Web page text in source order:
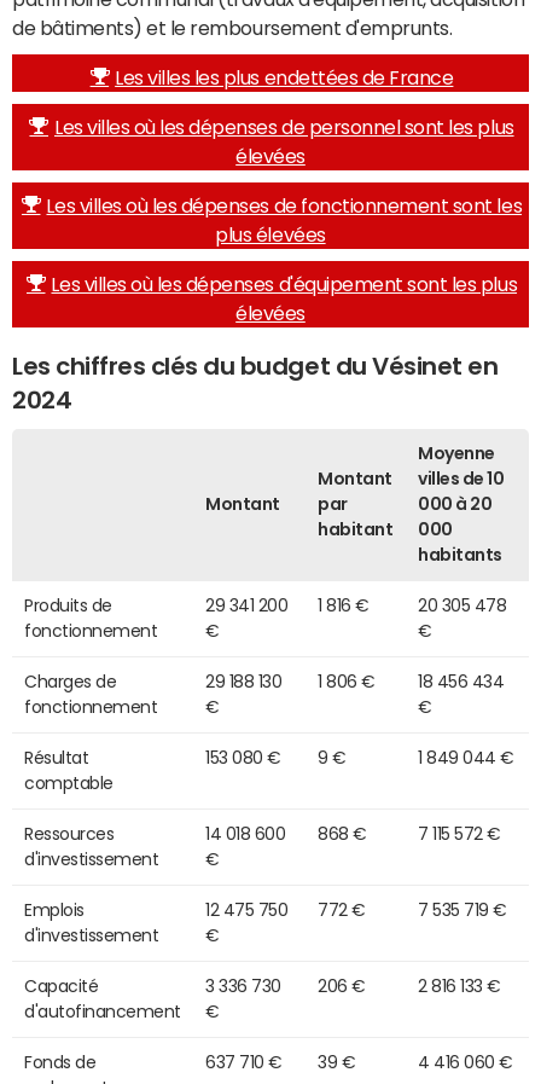
de bâtiments) et le remboursement d'emprunts.
Les villes les plus endettées de France
Les villes où les dépenses de personnel sont les plus
élevées
Les villes où les dépenses de fonctionnement sont les
plus élevées
Les villes où les dépenses d'équipement sont les plus
élevées
Les chiffres clés du budget du Vésinet en
2024
Montant
Montant
par
habitant
Moyenne
villes de 10
000 à 20
000
habitants
Produits de
fonctionnement
29 341 200
€
1 816 €
20 305 478
€
Charges de
fonctionnement
29 188 130
€
1 806 €
18 456 434
€
Résultat
comptable
153 080 € 9 € 1 849 044 €
Ressources
d'investissement
14 018 600
€
868 € 7 115 572 €
Emplois
d'investissement
12 475 750
€
772 € 7 535 719 €
Capacité
d'autofinancement
3 336 730
€
206 € 2 816 133 €
Fonds de
637 710 € 39 € 4 416 060 €